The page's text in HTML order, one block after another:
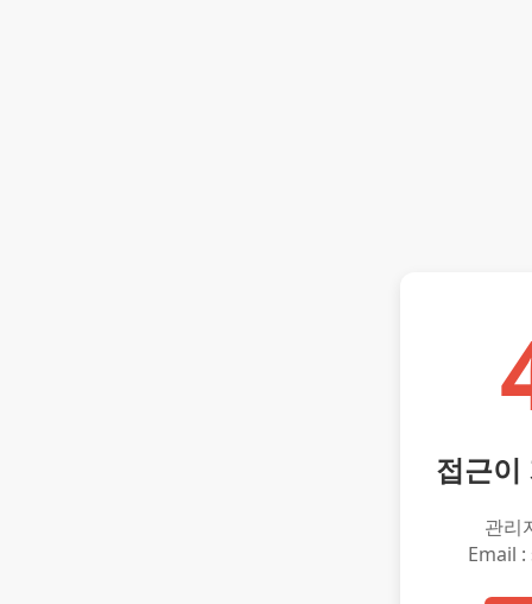
접근이
관리
Email